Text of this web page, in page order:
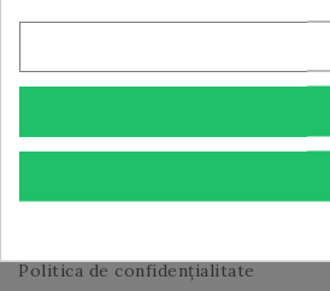
rugam sa folosesti informatiile
Politica de confidențialitate